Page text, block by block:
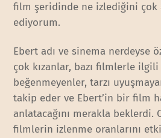
film şeridinde ne izlediğini çok
ediyorum.
Ebert adı ve sinema nerdeyse
çok kızanlar, bazı filmlerle ilgili
beğenmeyenler, tarzı
takip eder ve Ebert’in bir film
anlatacağını merakla beklerdi.
filmlerin izlenme oranlarını